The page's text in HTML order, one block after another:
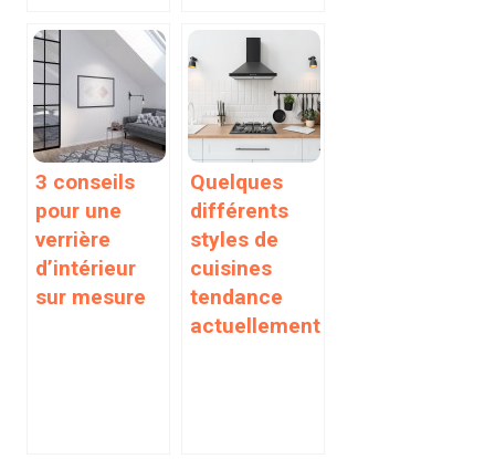
3 conseils
pour une
verrière
d’intérieur
sur mesure
Quelques
différents
styles de
cuisines
tendance
actuellement